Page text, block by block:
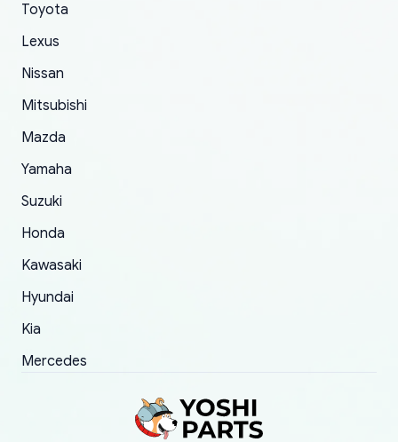
replacement order was shipped and received.
The only reason for giving them 4 stars instead
order.
and giving me updates.
Toyota
Lexus
Nissan
Mitsubishi
Mazda
Yamaha
Suzuki
Honda
Kawasaki
Hyundai
Kia
Mercedes